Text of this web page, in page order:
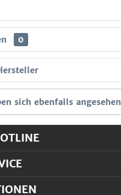
0
sich ebenfalls angesehen